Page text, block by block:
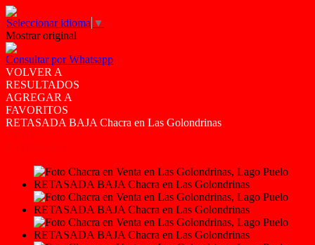
Seleccionar idioma ▼
Mostrar original
Consultar por Whatsapp
VOLVER A
RESULTADOS
AGREGAR A
FAVORITOS
RETASADA BAJA Chacra en Las Golondrinas